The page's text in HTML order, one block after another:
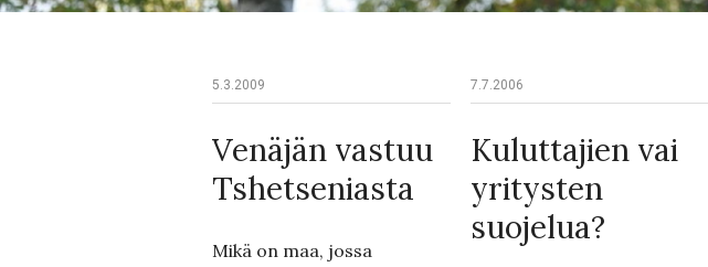
5.3.2009
Venäjän vastuu
Tshetseniasta
Mikä on maa, jossa
7.7.2006
Kuluttajien vai
yritysten
suojelua?